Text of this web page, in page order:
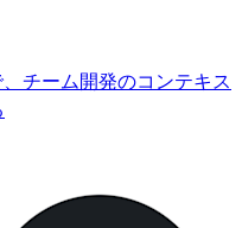
チーム開発のコンテキス